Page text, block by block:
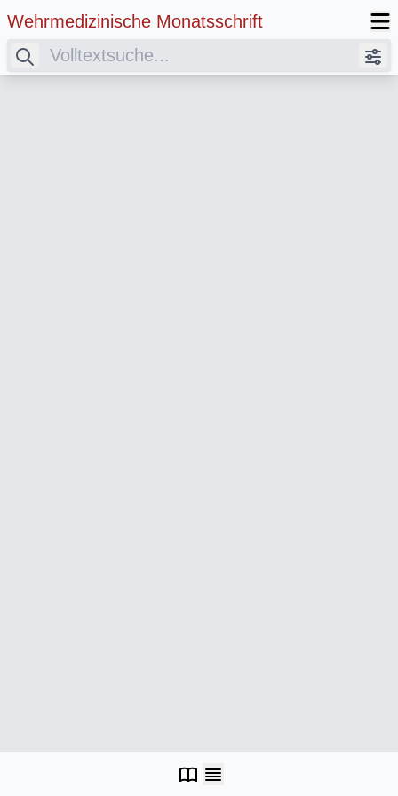
Wehrmedizinische Monatsschrift